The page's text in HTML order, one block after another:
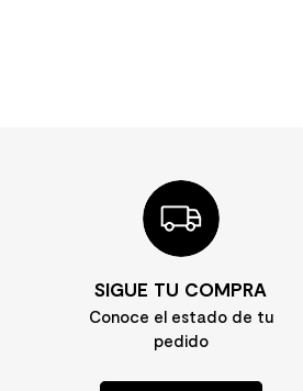
SIGUE TU COMPRA
Conoce el estado de tu
pedido